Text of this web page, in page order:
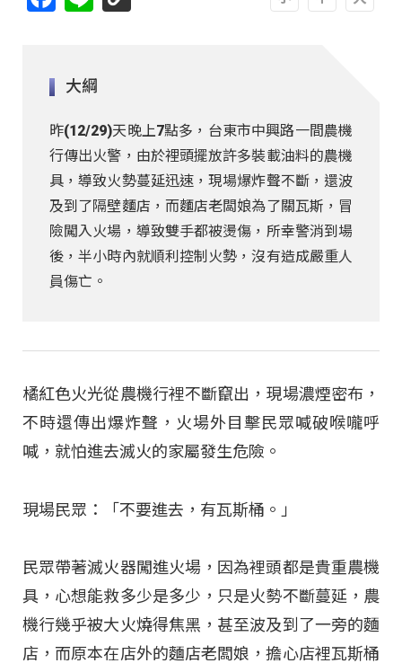
大綱
昨(12/29)天晚上7點多，台東市中興路一間農機
行傳出火警，由於裡頭擺放許多裝載油料的農機
具，導致火勢蔓延迅速，現場爆炸聲不斷，還波
及到了隔壁麵店，而麵店老闆娘為了關瓦斯，冒
險闖入火場，導致雙手都被燙傷，所幸警消到場
後，半小時內就順利控制火勢，沒有造成嚴重人
員傷亡。
橘紅色火光從農機行裡不斷竄出，現場濃煙密布，
不時還傳出爆炸聲，火場外目擊民眾喊破喉嚨呼
喊，就怕進去滅火的家屬發生危險。
現場民眾：「不要進去，有瓦斯桶。」
民眾帶著滅火器闖進火場，因為裡頭都是貴重農機
具，心想能救多少是多少，只是火勢不斷蔓延，農
機行幾乎被大火燒得焦黑，甚至波及到了一旁的麵
店，而原本在店外的麵店老闆娘，擔心店裡瓦斯桶